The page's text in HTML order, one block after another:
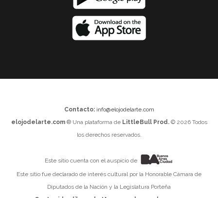
Contacto: info@elojodelarte.com
elojodelarte.com® Una plataforma de LittleBull Prod.© 2026 Todos
los derechos reservados.
Este sitio cuenta con el auspicio de
Este sitio fue declarado de interés cultural por la Honorable Cámara de
Diputados de la Nación y la Legislatura Porteña